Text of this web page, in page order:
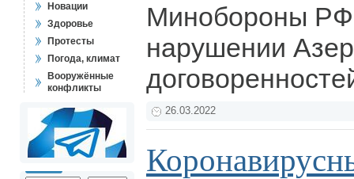
Новации
Здоровье
Протесты
Погода, климат
Вооружённые
конфликты
Минобороны РФ
нарушении
26.03.2022